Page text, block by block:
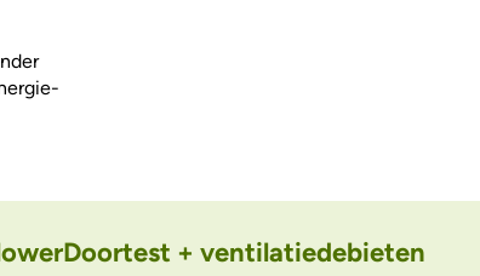
+ ventilatiedebieten